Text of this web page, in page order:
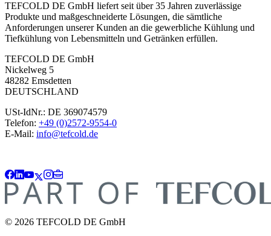
TEFCOLD DE GmbH liefert seit über 35 Jahren zuverlässige
Produkte und maßgeschneiderte Lösungen, die sämtliche
Anforderungen unserer Kunden an die gewerbliche Kühlung und
Tiefkühlung von Lebensmitteln und Getränken erfüllen.
TEFCOLD DE GmbH
Nickelweg 5
48282 Emsdetten
DEUTSCHLAND
USt-IdNr.: DE 369074579
Telefon: +49 (0)2572-9554-0
E-Mail: info@tefcold.de
© 2026 TEFCOLD DE GmbH